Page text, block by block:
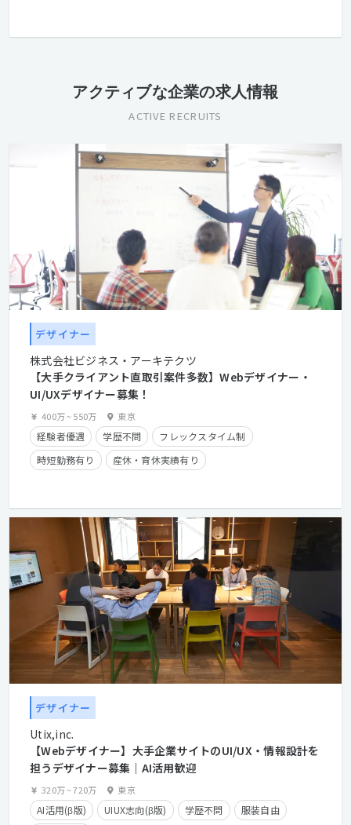
アクティブな企業の求人情報
ACTIVE RECRUITS
デザイナー
株式会社ビジネス・アーキテクツ
【大手クライアント直取引案件多数】Webデザイナー・
UI/UXデザイナー募集！
400万~550万 東京
経験者優遇 学歴不問
フレックスタイム制
時短勤務有り
産休・育休実績有り
デザイナー
Utix,inc.
【Webデザイナー】大手企業サイトのUI/UX・情報設計を
担うデザイナー募集｜AI活用歓迎
320万~720万 東京
AI活用(β版) UIUX志向(β版) 学歴不問
服装自由